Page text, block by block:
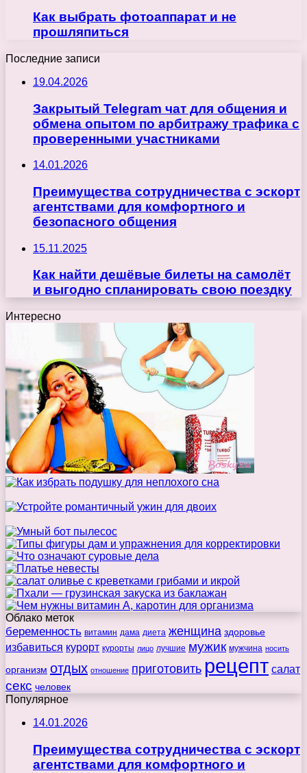
Как выбрать фотоаппарат и не
прошляпиться
Последние записи
19.04.2026
Закрытый Telegram чат для общения и
обмена опытом по арбитражу трафика с
проверенными участниками
14.01.2026
Преимущества сотрудничества с эскорт
агентствами для комфортного и
безопасного общения
15.11.2025
Как найти дешёвые билеты на самолёт
и выгодно спланировать свою поездку
Интересно
Облако меток
беременность витамин дама диета женщина здоровье
избавиться курорт курорты лицо лучшие мужик мужчина носить
организм отдых отношение приготовить рецепт салат
секс человек
Популярное
14.01.2026
Преимущества сотрудничества с эскорт
агентствами для комфортного и